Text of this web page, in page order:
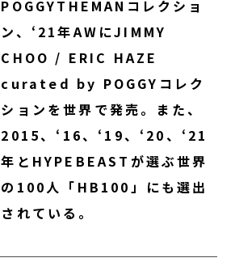
POGGYTHEMANコレクショ
ン、‘21年AWにJIMMY
CHOO / ERIC HAZE
curated by POGGYコレク
ションを世界で発売。また、
2015、‘16、‘19、‘20、‘21
年とHYPEBEASTが選ぶ世界
の100人「HB100」にも選出
されている。